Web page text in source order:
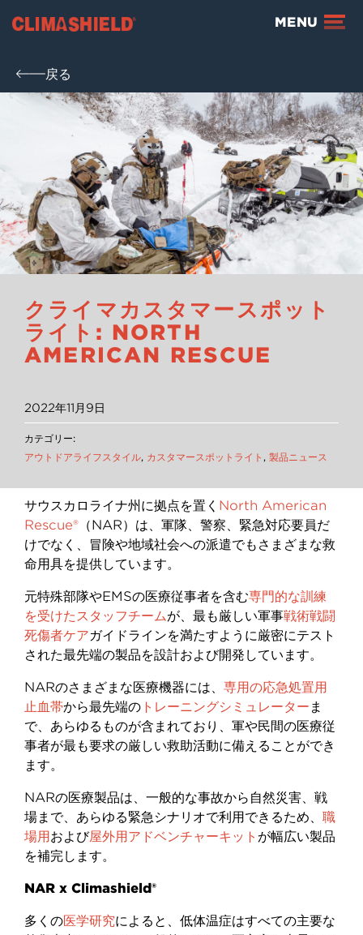
Climashield® MENU
戻る
クライマカスタマースポット
ライト: NORTH
AMERICAN RESCUE
2022年11月9日
カテゴリー:
アウトドアライフスタイル, カスタマースポットライト , 製品ニュース
サウスカロライナ州に拠点を置く North American
Rescue® （NAR）は、軍隊、警察、緊急対応要員だ
けでなく、冒険や地域社会への派遣でもさまざまな救
命用具を提供しています。
元特殊部隊やEMSの医療従事者を含む専門的な訓練
を受けたスタッフチームが、最も厳しい軍事戦術戦闘
死傷者ケアガイドラインを満たすように厳密にテスト
された最先端の製品を設計および開発しています。
NARのさまざまな医療機器には、 専用の応急処置用
止血帯から最先端の トレーニングシミュレーター ま
で、あらゆるものが含まれており、軍や民間の医療従
事者が最も要求の厳しい救助活動に備えることができ
ます。
NARの医療製品は、一般的な事故から自然災害、戦
場まで、あらゆる緊急シナリオで利用できるため、 職
場用および屋外用アドベンチャーキット が幅広い製品
を補完します。
NAR x Climashield®
多くの医学研究によると、低体温症はすべての主要な